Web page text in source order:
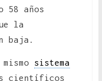
58 años
la
baja.
sistema
científicos